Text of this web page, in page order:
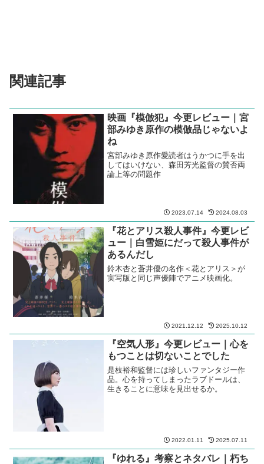
関連記事
映画『模倣犯』今更レビュー｜宮
部みゆき原作の模倣品じゃないよ
ね
宮部みゆき原作愛読者はうかつに手を出
してはいけない、森田芳光監督の賛否両
論上等の問題作
2023.07.14 2024.08.03
『花とアリス殺人事件』今更レビ
ュー｜白雪姫にだって殺人事件が
あるんだし
鈴木杏と蒼井優の名作＜花とアリス＞が
実写版と同じ声優陣でアニメ映画化。
2021.12.12 2025.10.12
『空気人形』今更レビュー｜心を
もつことは切ないことでした
是枝裕和監督には珍しいファンタジー作
品。心を持ってしまったラブドールは、
生きることに意味を見出せるか。
2022.01.11 2025.07.11
『ゆれる』考察とネタバレ｜朽ち